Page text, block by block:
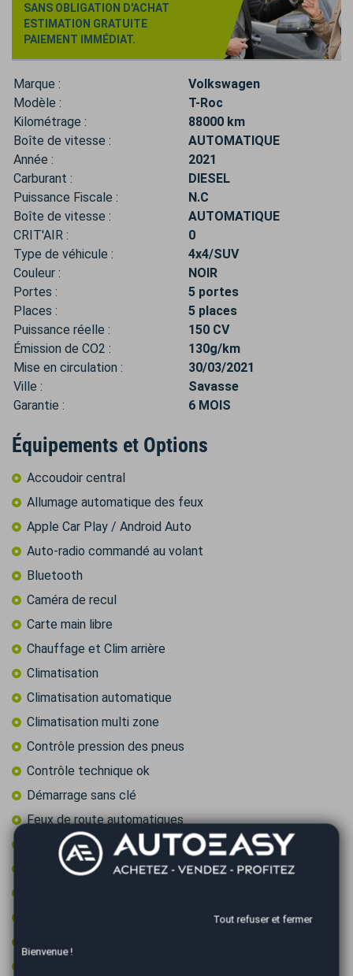
SANS OBLIGATION D'ACHAT
ESTIMATION GRATUITE
PAIEMENT IMMÉDIAT.
Marque :
Volkswagen
Modèle :
T-Roc
Kilométrage :
88000 km
Boîte de vitesse :
AUTOMATIQUE
Année :
2021
Carburant :
DIESEL
Puissance Fiscale :
N.C
Boîte de vitesse :
AUTOMATIQUE
CRIT'AIR :
0
Type de véhicule :
4x4/SUV
Couleur :
NOIR
Portes :
5 portes
Places :
5 places
Puissance réelle :
150 CV
Émission de CO2 :
130g/km
Mise en circulation :
30/03/2021
Ville :
Savasse
Garantie :
6 MOIS
Équipements et Options
Accoudoir central
Allumage automatique des feux
Apple Car Play / Android Auto
Auto-radio commandé au volant
Bluetooth
Caméra de recul
Carte main libre
Chauffage et Clim arrière
Climatisation
Climatisation automatique
Climatisation multi zone
Contrôle pression des pneus
Contrôle technique ok
Démarrage sans clé
Feux de route automatiques
Feux LED
Frein à main électrique
Tout refuser et fermer
Bienvenue !